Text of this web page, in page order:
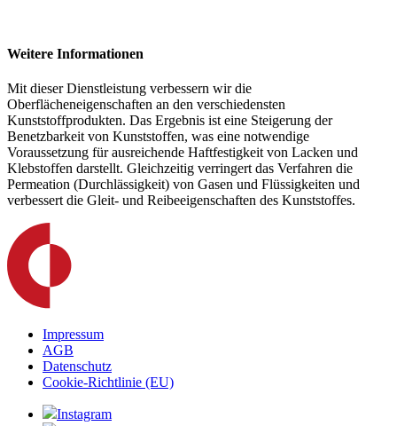
Weitere Informationen
Mit dieser Dienstleistung verbessern wir die
Oberflächeneigenschaften an den verschiedensten
Kunststoffprodukten. Das Ergebnis ist eine Steigerung der
Benetzbarkeit von Kunststoffen, was eine notwendige
Voraussetzung für ausreichende Haftfestigkeit von Lacken und
Klebstoffen darstellt. Gleichzeitig verringert das Verfahren die
Permeation (Durchlässigkeit) von Gasen und Flüssigkeiten und
verbessert die Gleit- und Reibeeigenschaften des Kunststoffes.
Impressum
AGB
Datenschutz
Cookie-Richtlinie (EU)
Instagram